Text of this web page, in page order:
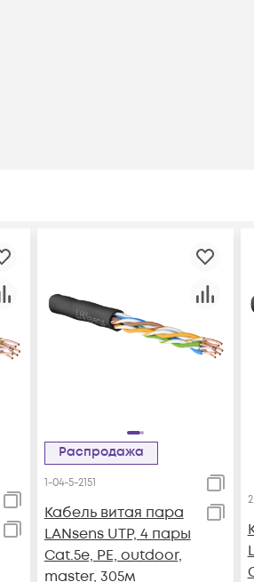
Распродажа
1-04-5-2151
Кабель витая пара
LANsens UTP, 4 пары
Cat.5e, PE, outdoor,
master, 305м